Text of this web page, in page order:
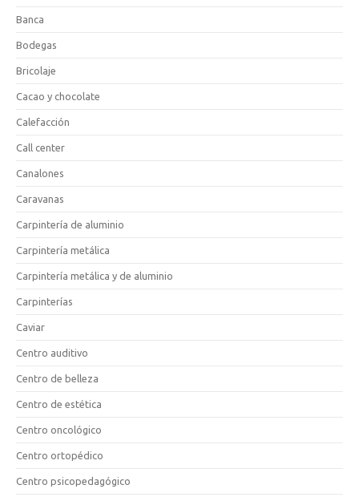
Banca
Bodegas
Bricolaje
Cacao y chocolate
Calefacción
Call center
Canalones
Caravanas
Carpintería de aluminio
Carpintería metálica
Carpintería metálica y de aluminio
Carpinterías
Caviar
Centro auditivo
Centro de belleza
Centro de estética
Centro oncológico
Centro ortopédico
Centro psicopedagógico